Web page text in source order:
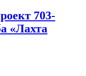
703-
«Лахта